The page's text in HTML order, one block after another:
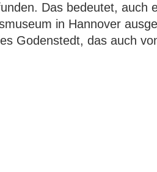
Das bedeutet, auch
in Hannover
Godenstedt, das auch